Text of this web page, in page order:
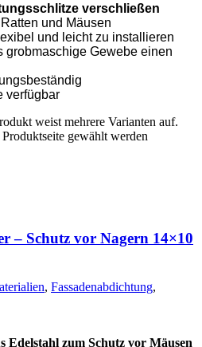
verschließen
und Mäusen
und leicht zu installieren
grobmaschige Gewebe einen
verfügbar
weist mehrere Varianten auf.
gewählt werden
– Schutz vor Nagern 14×10
, Fassadenabdichtung,
Edelstahl zum Schutz vor Mäusen